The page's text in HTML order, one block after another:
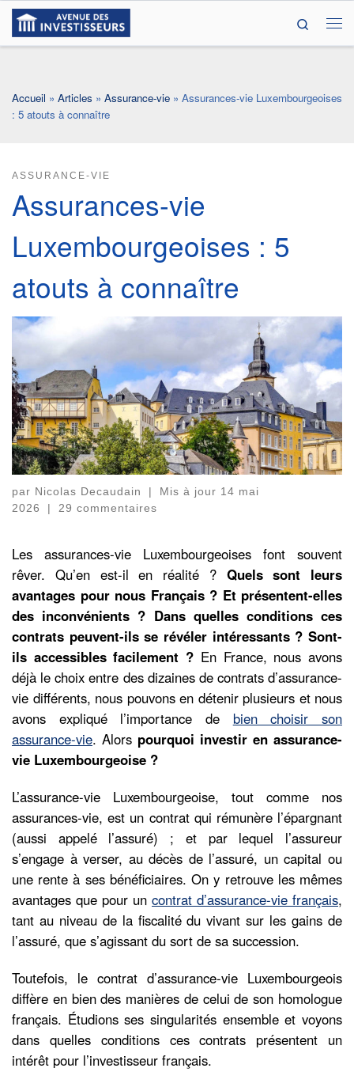
Passer au contenu
Search
Accueil » Articles » Assurance-vie » Assurances-vie Luxembourgeoises
: 5 atouts à connaître
ASSURANCE-VIE
Assurances-vie
Luxembourgeoises : 5
atouts à connaître
par Nicolas Decaudain | Mis à jour 14 mai
2026
| 29 commentaires
Les assurances-vie Luxembourgeoises font souvent
rêver. Qu’en est-il en réalité ? Quels sont leurs
avantages pour nous Français ? Et présentent-elles
des inconvénients ? Dans quelles conditions ces
contrats peuvent-ils se révéler intéressants ? Sont-
ils accessibles facilement ? En France, nous avons
déjà le choix entre des dizaines de contrats d’assurance-
vie différents, nous pouvons en détenir plusieurs et nous
avons expliqué l’importance de bien choisir son
assurance-vie. Alors pourquoi investir en assurance-
vie Luxembourgeoise ?
L’assurance-vie Luxembourgeoise, tout comme nos
assurances-vie, est un contrat qui rémunère l’épargnant
(aussi appelé l’assuré) ; et par lequel l’assureur
s’engage à verser, au décès de l’assuré, un capital ou
une rente à ses bénéficiaires. On y retrouve les mêmes
avantages que pour un contrat d’assurance-vie français,
tant au niveau de la fiscalité du vivant sur les gains de
l’assuré, que s’agissant du sort de sa succession.
Toutefois, le contrat d’assurance-vie Luxembourgeois
diffère en bien des manières de celui de son homologue
français. Étudions ses singularités ensemble et voyons
dans quelles conditions ces contrats présentent un
intérêt pour l’investisseur français.